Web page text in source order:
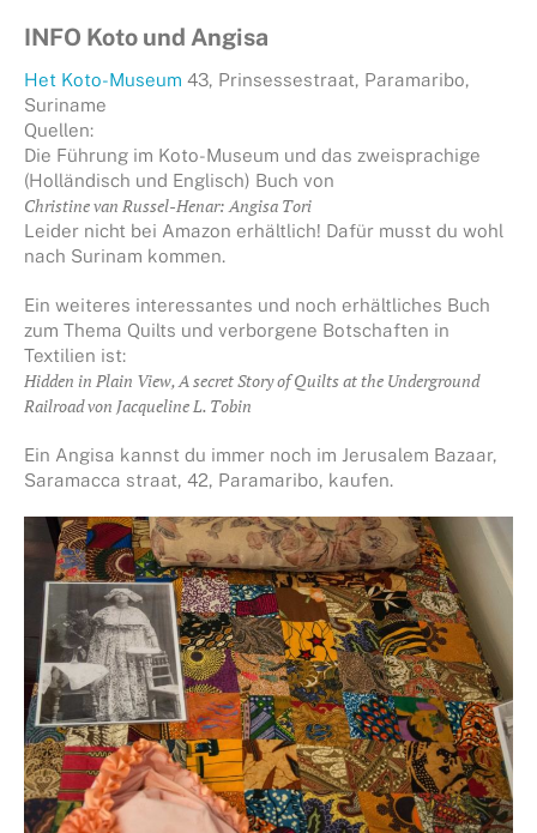
INFO Koto und Angisa
Het Koto-Museum 43, Prinsessestraat, Paramaribo,
Suriname
Quellen:
Die Führung im Koto-Museum und das zweisprachige
(Holländisch und Englisch) Buch von
Christine van Russel-Henar: Angisa Tori
Leider nicht bei Amazon erhältlich! Dafür musst du wohl
nach Surinam kommen.
Ein weiteres interessantes und noch erhältliches Buch
zum Thema Quilts und verborgene Botschaften in
Textilien ist:
Hidden in Plain View, A secret Story of Quilts at the Underground
Railroad von Jacqueline L. Tobin
Ein Angisa kannst du immer noch im Jerusalem Bazaar,
Saramacca straat, 42, Paramaribo, kaufen.